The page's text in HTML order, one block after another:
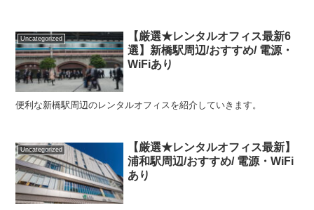
Uncategorized
【厳選★レンタルオフィス最新6
選】新橋駅周辺/おすすめ/ 電源・
WiFiあり
便利な新橋駅周辺のレンタルオフィスを紹介していきます。
Uncategorized
【厳選★レンタルオフィス最新】
浦和駅周辺/おすすめ/ 電源・WiFi
あり